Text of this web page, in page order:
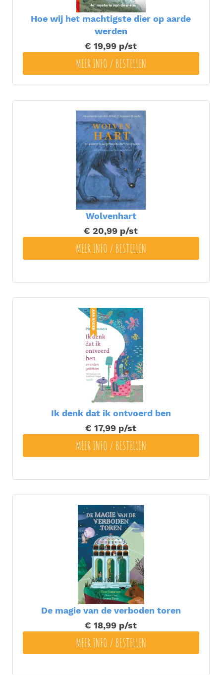
Hoe wij het machtigste dier op aarde
werden
€ 19,99 p/st
MEER INFO / BESTELLEN
Wolvenhart
€ 20,99 p/st
MEER INFO / BESTELLEN
Ik denk dat ik ontvoerd ben
€ 17,99 p/st
MEER INFO / BESTELLEN
De magie van de verboden toren
€ 18,99 p/st
MEER INFO / BESTELLEN